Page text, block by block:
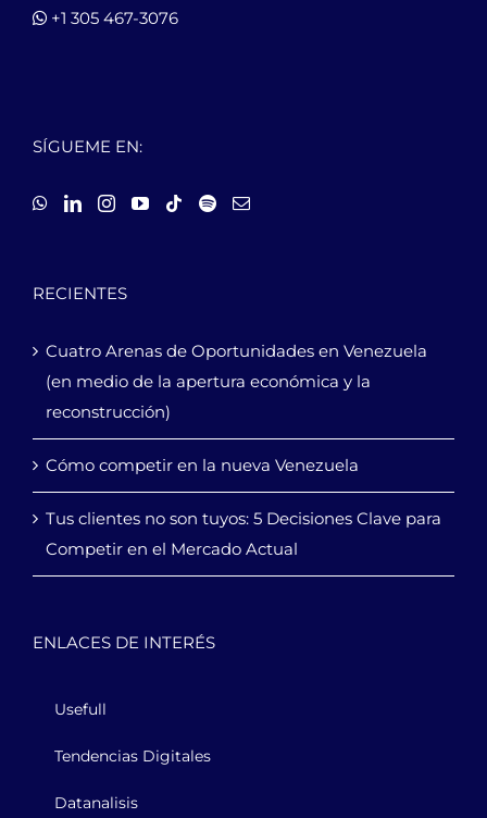
+1 305 467-3076
SÍGUEME EN:
RECIENTES
Cuatro Arenas de Oportunidades en Venezuela
(en medio de la apertura económica y la
reconstrucción)
Cómo competir en la nueva Venezuela
Tus clientes no son tuyos: 5 Decisiones Clave para
Competir en el Mercado Actual
ENLACES DE INTERÉS
Usefull
Tendencias Digitales
Datanalisis